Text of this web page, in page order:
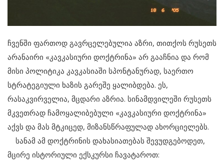
ჩვენში ფართოდ გავრცელებულია აზრი, თითქოს რუსეთს
არანაირი «კავკასიური დოქტრინა» არ გააჩნია და რომ
მისი პოლიტიკა კავკასიაში სპონტანურად, საერთო
სტრატეგიული ხაზის გარეშე ყალიბდება. ეს,
რასაკვირველია, მცდარი აზრია. სინამდვილეში რუსეთს
მკვეთრად ჩამოყალიბებული «კავკასიური დოქტრინა»
აქვს და მას მტკიცედ, მიზანსწრაფულად ახორციელებს.
სანამ ამ დოქტრინის დახასიათებას შევუდგებოდეთ,
მცირე ისტორიული ექსკურსი ჩავატაროთ: